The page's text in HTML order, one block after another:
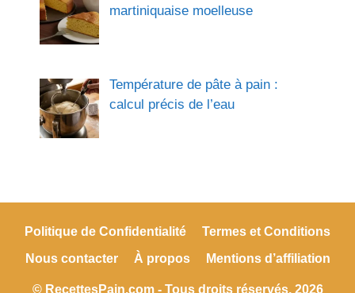
martiniquaise moelleuse
Température de pâte à pain :
calcul précis de l’eau
Politique de Confidentialité
Termes et Conditions
Nous contacter
À propos Mentions d’affiliation
© RecettesPain.com - Tous droits réservés. 2026